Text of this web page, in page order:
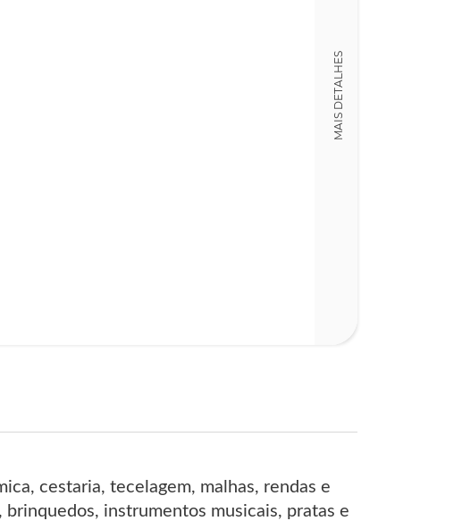
MAIS DETALHES
cestaria, tecelagem, malhas, rendas e
instrumentos musicais, pratas e